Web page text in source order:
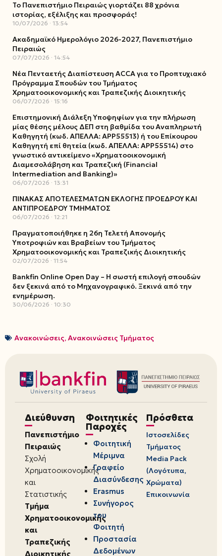
Το Πανεπιστήμιο Πειραιώς γιορτάζει 88 χρόνια
ιστορίας, εξέλιξης και προσφοράς!
10/07/2026 13:54
Ακαδημαϊκό Ημερολόγιο 2026-2027, Πανεπιστήμιο
Πειραιώς
07/07/2026 14:54
Νέα Πενταετής Διαπίστευση ACCA για το Προπτυχιακό
Πρόγραμμα Σπουδών του Τμήματος
Χρηματοοικονομικής και Τραπεζικής Διοικητικής
06/07/2026 15:16
Επιστημονική Διάλεξη Υποψηφίων για την πλήρωση
μίας θέσης μέλους ΔΕΠ στη βαθμίδα του Αναπληρωτή
Καθηγητή (κωδ. ΑΠΕΛΛΑ: ΑΡΡ55513) ή του Επίκουρου
Καθηγητή επί θητεία (κωδ. ΑΠΕΛΛΑ: ΑΡΡ55514) στο
γνωστικό αντικείμενο «Χρηματοοικονομική
Διαμεσολάβηση και Τραπεζική (Financial
Intermediation and Banking)»
06/07/2026 13:31
ΠΙΝΑΚΑΣ ΑΠΟΤΕΛΕΣΜΑΤΩΝ ΕΚΛΟΓΗΣ ΠΡΟΕΔΡΟΥ ΚΑΙ
ΑΝΤΙΠΡΟΕΔΡΟΥ ΤΜΗΜΑΤΟΣ
06/07/2026 12:21
Πραγματοποιήθηκε η 26η Τελετή Απονομής
Υποτροφιών και Βραβείων του Τμήματος
Χρηματοοικονομικής και Τραπεζικής Διοικητικής
02/07/2026 11:54
Bankfin Online Open Day – Η σωστή επιλογή σπουδών
δεν ξεκινά από το Μηχανογραφικό. Ξεκινά από την
ενημέρωση.
30/06/2026 10:30
Ανακοινώσεις, Ανακοινώσεις Τμήματος
Διεύθυνση
Πανεπιστήμιο
Πειραιώς
Σχολή
Χρηματοοικονομικής
και
Στατιστικής
Τμήμα
Χρηματοοικονομικής
και
Τραπεζικής
Διοικητικής
Φοιτητικές
Παροχές
Φοιτητική
Μέριμνα
Γραφείο
Διασύνδεσης
Erasmus
Συνήγορος
του
Φοιτητή
Προστασία
Δεδομένων
Πρόσθετα
Ιστοσελίδες
Τμήματος
Media Pack
(Λογότυπα,
Χρώματα)
Επικοινωνία